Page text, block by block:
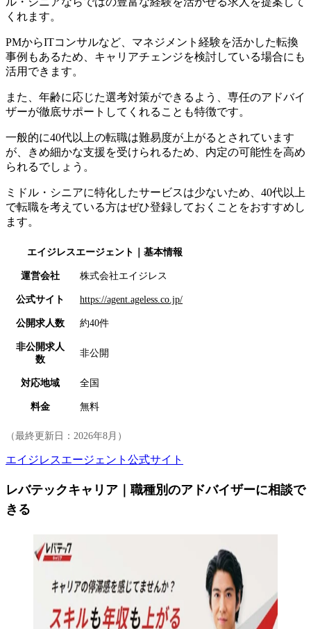
くれます。
PMからITコンサルなど、マネジメント経験を活かした転換
事例もあるため、キャリアチェンジを検討している場合にも
活用できます。
また、年齢に応じた選考対策ができるよう、専任のアドバイ
ザーが徹底サポートしてくれることも特徴です。
一般的に40代以上の転職は難易度が上がるとされています
が、きめ細かな支援を受けられるため、内定の可能性を高め
られるでしょう。
ミドル・シニアに特化したサービスは少ないため、40代以上
で転職を考えている方はぜひ登録しておくことをおすすめし
ます。
エイジレスエージェント ｜基本情報
運営会社 株式会社エイジレス
公式サイト https://agent.ageless.co.jp/
公開求人数 約40件
非公開求人
数
非公開
対応地域 全国
料金 無料
（最終更新日： 2026年8月 ）
エイジレスエージェント公式サイト
レバテックキャリア｜職種別のアドバイザーに相談で
きる